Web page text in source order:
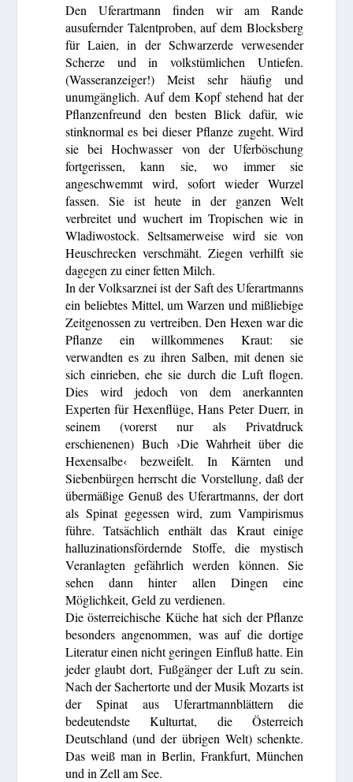
Den Uferartmann finden wir am Rande
ausufernder Talentproben, auf dem Blocksberg
für Laien, in der Schwarzerde verwesender
Scherze und in volkstümlichen Untiefen.
(Wasseranzeiger!) Meist sehr häufig und
unumgänglich. Auf dem Kopf stehend hat der
Pflanzenfreund den besten Blick dafür, wie
stinknormal es bei dieser Pflanze zugeht. Wird
sie bei Hochwasser von der Uferböschung
fortgerissen, kann sie, wo immer sie
angeschwemmt wird, sofort wieder Wurzel
fassen. Sie ist heute in der ganzen Welt
verbreitet und wuchert im Tropischen wie in
Wladiwostock. Seltsamerweise wird sie von
Heuschrecken verschmäht. Ziegen verhilft sie
dagegen zu einer fetten Milch.
In der Volksarznei ist der Saft des Uferartmanns
ein beliebtes Mittel, um Warzen und mißliebige
Zeitgenossen zu vertreiben. Den Hexen war die
Pflanze ein willkommenes Kraut: sie
verwandten es zu ihren Salben, mit denen sie
sich einrieben, ehe sie durch die Luft flogen.
Dies wird jedoch von dem anerkannten
Experten für Hexenflüge, Hans Peter Duerr, in
seinem (vorerst nur als Privatdruck
erschienenen) Buch ›Die Wahrheit über die
Hexensalbe‹ bezweifelt. In Kärnten und
Siebenbürgen herrscht die Vorstellung, daß der
übermäßige Genuß des Uferartmanns, der dort
als Spinat gegessen wird, zum Vampirismus
führe. Tatsächlich enthält das Kraut einige
halluzinationsfördernde Stoffe, die mystisch
Veranlagten gefährlich werden können. Sie
sehen dann hinter allen Dingen eine
Möglichkeit, Geld zu verdienen.
Die österreichische Küche hat sich der Pflanze
besonders angenommen, was auf die dortige
Literatur einen nicht geringen Einfluß hatte. Ein
jeder glaubt dort, Fußgänger der Luft zu sein.
Nach der Sachertorte und der Musik Mozarts ist
der Spinat aus Uferartmannblättern die
bedeutendste Kulturtat, die Österreich
Deutschland (und der übrigen Welt) schenkte.
Das weiß man in Berlin, Frankfurt, München
und in Zell am See.